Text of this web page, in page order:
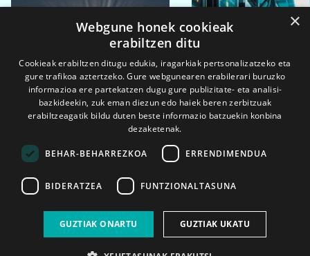
2026ko eka. 1a 2026ko mar. 1a
×
Webgune honek cookieak
erabiltzen ditu
Cookieak erabiltzen ditugu edukia, iragarkiak pertsonalizatzeko eta
gure trafikoa aztertzeko. Gure webgunearen erabilerari buruzko
informazioa ere partekatzen dugu gure publizitate- eta analisi-
bazkideekin, zuk eman diezun edo haiek beren zerbitzuak
erabiltzeagatik bildu duten beste informazio batzuekin konbina
dezaketenak.
BEHAR-BEHARREZKOA ERRENDIMENDUA
BIDERATZEA FUNTZIONALTASUNA
GUZTIAK ONARTU GUZTIAK UKATU